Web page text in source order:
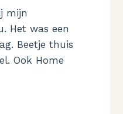
mijn
Het was een
Beetje thuis
Ook Home